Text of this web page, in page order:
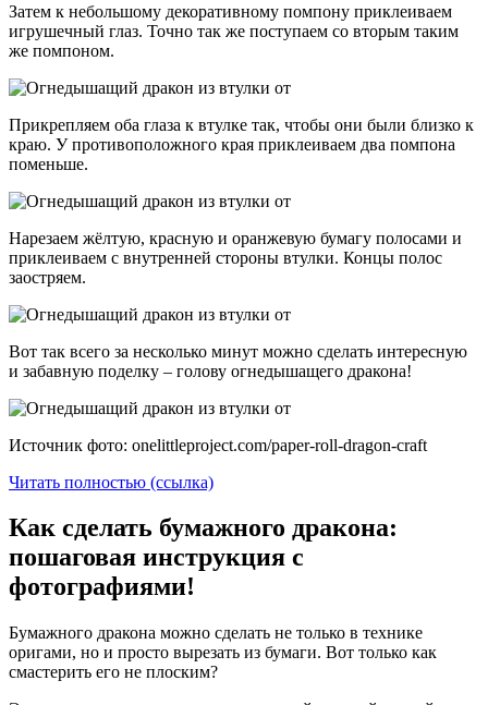
Затем к небольшому декоративному помпону приклеиваем
игрушечный глаз. Точно так же поступаем со вторым таким
же помпоном.
Прикрепляем оба глаза к втулке так, чтобы они были близко к
краю. У противоположного края приклеиваем два помпона
поменьше.
Нарезаем жёлтую, красную и оранжевую бумагу полосами и
приклеиваем с внутренней стороны втулки. Концы полос
заостряем.
Вот так всего за несколько минут можно сделать интересную
и забавную поделку – голову огнедышащего дракона!
Источник фото: onelittleproject.com/paper-roll-dragon-craft
Читать полностью (ссылка)
Как сделать бумажного дракона:
пошаговая инструкция с
фотографиями!
Бумажного дракона можно сделать не только в технике
оригами, но и просто вырезать из бумаги. Вот только как
смастерить его не плоским?